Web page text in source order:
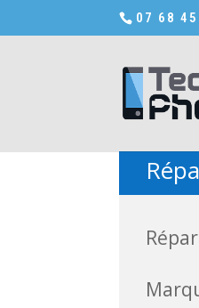
Accédez a Shop-in-tech-in-phone
07 68